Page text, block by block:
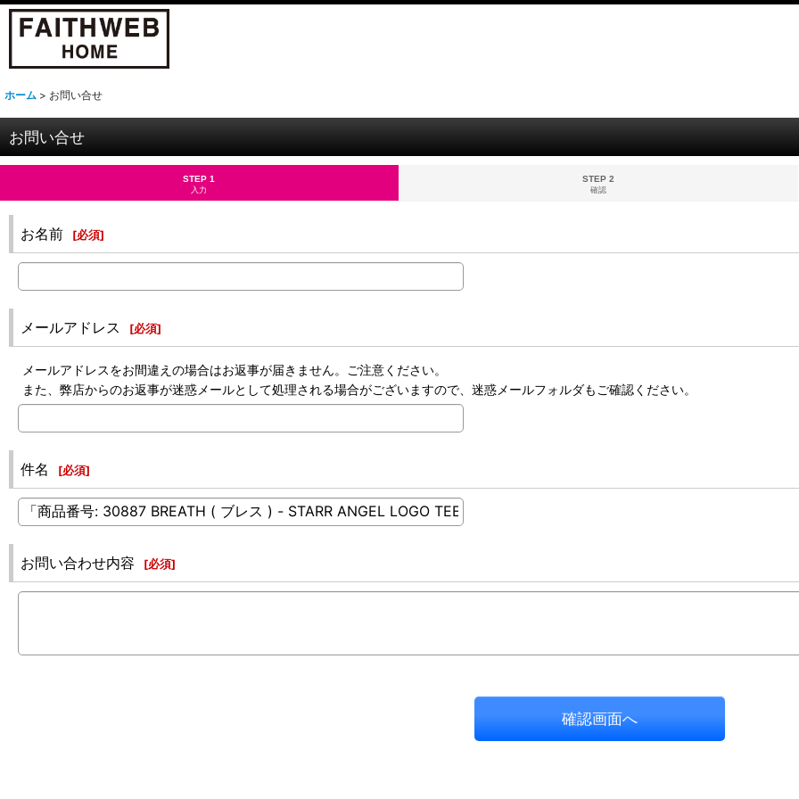
ホーム > お問い合せ
お問い合せ
STEP 1
入力
STEP 2
確認
お名前 [必須]
メールアドレス [必須]
メールアドレスをお間違えの場合はお返事が届きません。ご注意ください。
また、弊店からのお返事が迷惑メールとして処理される場合がございますので、迷惑メールフォルダもご確認ください。
件名 [必須]
お問い合わせ内容 [必須]
確認画面へ